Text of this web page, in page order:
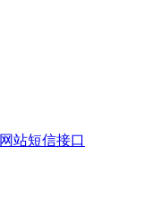
网站短信接口